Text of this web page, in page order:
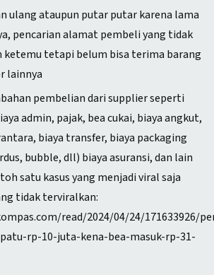
ulang ataupun putar putar karena lama
pencarian alamat pembeli yang tidak
ketemu tetapi belum bisa terima barang
lainnya
pembelian dari supplier seperti
admin, pajak, bea cukai, biaya angkut,
biaya transfer, biaya packaging
bubble, dll) biaya asuransi, dan lain
satu kasus yang menjadi viral saja
tidak terviralkan:
read/2024/04/24/171633926/
rp-10-juta-kena-bea-masuk-rp-31-